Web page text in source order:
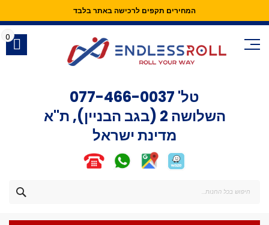
המחירים תקפים לרכישה באתר בלבד
Skip
Content
טל' 077-466-0037
השלושה 2 (בגב הבניין), ת"א
מדינת ישראל
0